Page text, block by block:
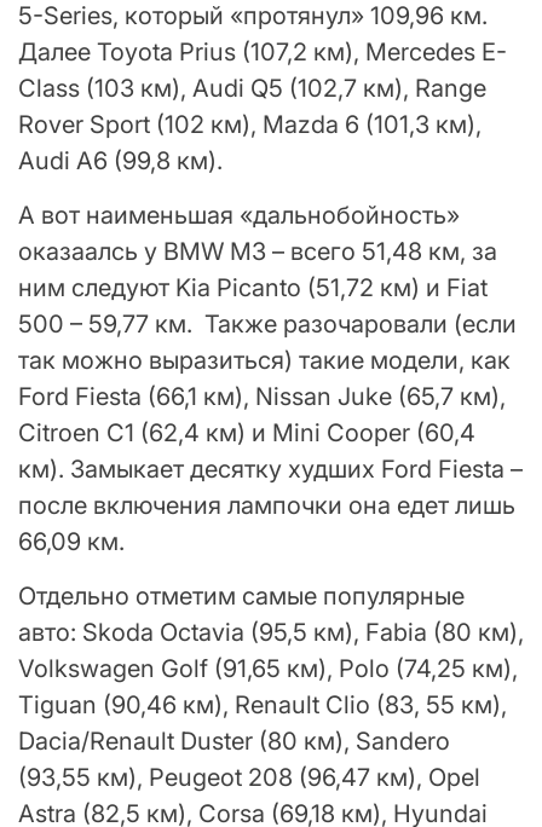
5-Series, который «протянул» 109,96 км.
Далее Toyota Prius (107,2 км), Mercedes E-
Сlass (103 км), Audi Q5 (102,7 км), Range
Rover Sport (102 км), Mazda 6 (101,3 км),
Audi A6 (99,8 км).
А вот наименьшая «дальнобойность»
оказаалсь у BMW M3 – всего 51,48 км, за
ним следуют Kia Picanto (51,72 км) и Fiat
500 – 59,77 км. Также разочаровали (если
так можно выразиться) такие модели, как
Ford Fiesta (66,1 км), Nissan Juke (65,7 км),
Citroen C1 (62,4 км) и Mini Cooper (60,4
км). Замыкает десятку худших Ford Fiesta –
после включения лампочки она едет лишь
66,09 км.
Отдельно отметим самые популярные
авто: Skoda Octavia (95,5 км), Fabia (80 км),
Volkswagen Golf (91,65 км), Polo (74,25 км),
Tiguan (90,46 км), Renault Clio (83, 55 км),
Dacia/Renault Duster (80 км), Sandero
(93,55 км), Peugeot 208 (96,47 км), Opel
Astra (82,5 км), Corsa (69,18 км), Hyundai